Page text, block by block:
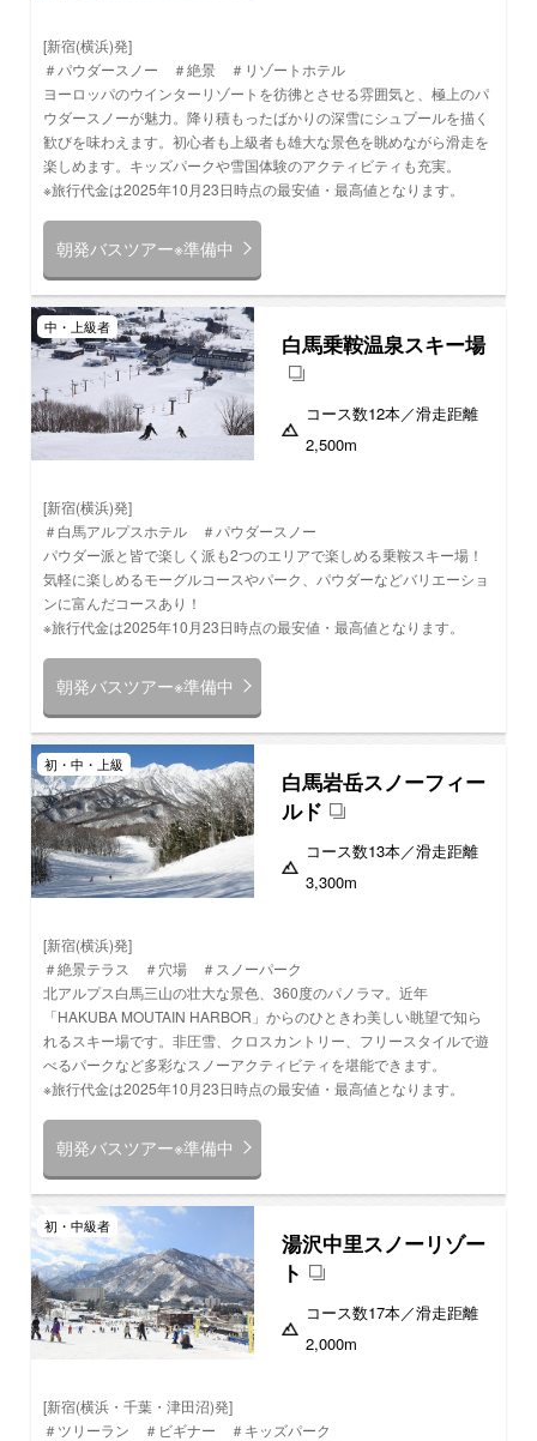
[新宿(横浜)発]
＃パウダースノー ＃絶景 ＃リゾートホテル
ヨーロッパのウインターリゾートを彷彿とさせる雰囲気と、極上のパ
ウダースノーが魅力。降り積もったばかりの深雪にシュプールを描く
歓びを味わえます。初心者も上級者も雄大な景色を眺めながら滑走を
楽しめます。キッズパークや雪国体験のアクティビティも充実。
※旅行代金は2025年10月23日時点の最安値・最高値となります。
朝発バスツアー※準備中
中・上級者
白馬乗鞍温泉スキー場
コース数12本／滑走距離
2,500m
[新宿(横浜)発]
＃白馬アルプスホテル ＃パウダースノー
パウダー派と皆で楽しく派も2つのエリアで楽しめる乗鞍スキー場！
気軽に楽しめるモーグルコースやパーク、パウダーなどバリエーショ
ンに富んだコースあり！
※旅行代金は2025年10月23日時点の最安値・最高値となります。
朝発バスツアー※準備中
初・中・上級
白馬岩岳スノーフィー
ルド
コース数13本／滑走距離
3,300m
[新宿(横浜)発]
＃絶景テラス ＃穴場 ＃スノーパーク
北アルプス白馬三山の壮大な景色、360度のパノラマ。近年
「HAKUBA MOUTAIN HARBOR」からのひときわ美しい眺望で知ら
れるスキー場です。非圧雪、クロスカントリー、フリースタイルで遊
べるパークなど多彩なスノーアクティビティを堪能できます。
※旅行代金は2025年10月23日時点の最安値・最高値となります。
朝発バスツアー※準備中
初・中級者
湯沢中里スノーリゾー
ト
コース数17本／滑走距離
2,000m
[新宿(横浜・千葉・津田沼)発]
＃ツリーラン ＃ビギナー ＃キッズパーク